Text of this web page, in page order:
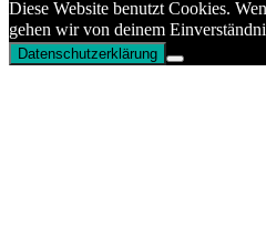
Diese Website benutzt Cookies.
gehen wir von deinem
Datenschutzerklärung